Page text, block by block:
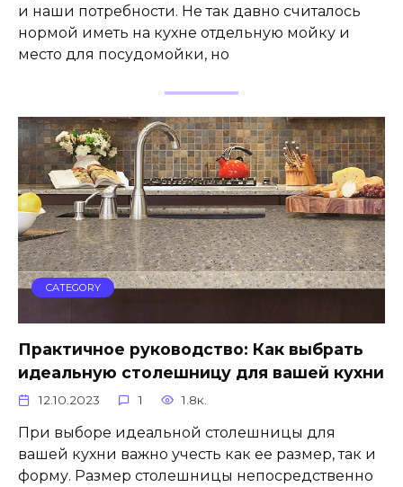
и наши потребности. Не так давно считалось
нормой иметь на кухне отдельную мойку и
место для посудомойки, но
CATEGORY
Практичное руководство: Как выбрать
идеальную столешницу для вашей кухни
12.10.2023 1 1.8к.
При выборе идеальной столешницы для
вашей кухни важно учесть как ее размер, так и
форму. Размер столешницы непосредственно